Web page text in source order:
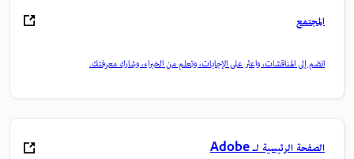
المجتمع
انضم إلى المناقشات، واعثر على الإجابات، وتعلم من الخبراء، وشارك معرفتك.
الصفحة الرئيسية لـ Adobe